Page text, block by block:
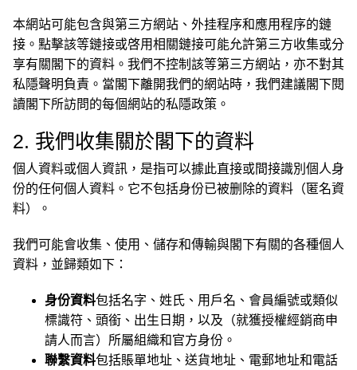
本網站可能包含與第三方網站、外挂程序和應用程序的鏈
接。點擊該等鏈接或啓用相關鏈接可能允許第三方收集或分
享有關閣下的資料。我們不控制該等第三方網站，亦不對其
私隱聲明負責。當閣下離開我們的網站時，我們建議閣下閱
讀閣下所訪問的每個網站的私隱政策。
2. 我們收集關於閣下的資料
個人資料或個人資訊，是指可以據此直接或間接識別個人身
份的任何個人資料。它不包括身份已被删除的資料（匿名資
料）。
我們可能會收集、使用、儲存和傳輸與閣下有關的各種個人
資料，並歸類如下：
身份資料包括名字、姓氏、用戶名、會員編號或類似
標識符、頭銜、出生日期，以及（就獲授權經銷商申
請人而言）所屬組織和官方身份。
聯繫資料包括賬單地址、送貨地址、電郵地址和電話